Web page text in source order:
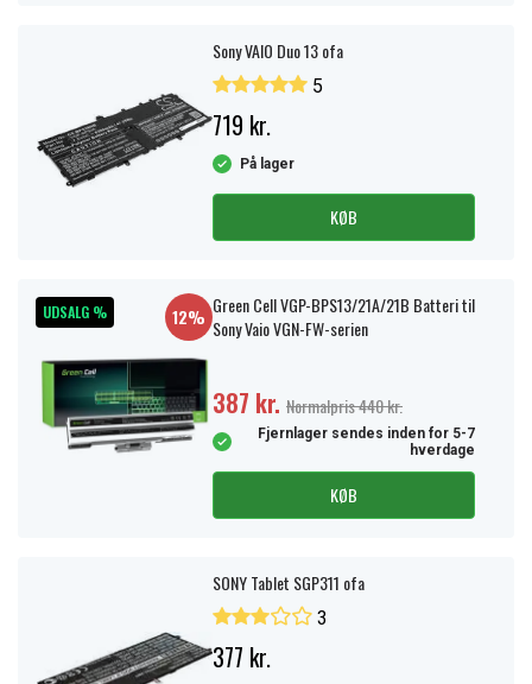
Sony VAIO Duo 13 ofa
5
719 kr.
På lager
KØB
UDSALG % 12% Green Cell VGP-BPS13/21A/21B Batteri til
Sony Vaio VGN-FW-serien
387 kr. Normalpris 440 kr.
Fjernlager sendes inden for 5-7
hverdage
KØB
SONY Tablet SGP311 ofa
3
377 kr.